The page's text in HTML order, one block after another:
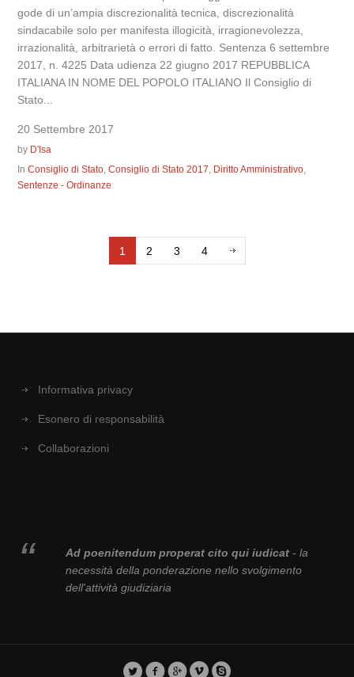
gode di un’ampia discrezionalità tecnica, discrezionalità
sindacabile solo per manifesta illogicità, irragionevolezza,
irrazionalità, arbitrarietà o errori di fatto. Sentenza 6 settembre
2017, n. 4225 Data udienza 22 giugno 2017 REPUBBLICA
ITALIANA IN NOME DEL POPOLO ITALIANO Il Consiglio di
Stato...
20 Settembre 2017
by D'Isa
InConsiglio di Stato,Consiglio di Stato 2017, Diritto Amministrativo,
Sentenze - Ordinanze
1 2 3 4
Informativa privacy
Esonero di responsabilità
Collaborazioni
Ad poenitendum properat cito qui iudicat- la
necessità della ponderazione nello svolgimento
dell'attività giudiziaria